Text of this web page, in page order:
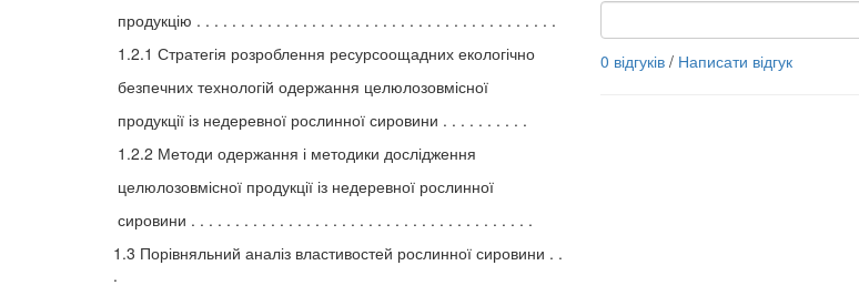
продукцію . . . . . . . . . . . . . . . . . . . . . . . . . . . . . . . . . . . . . . . . .
1.2.1 Стратегія розроблення ресурсоощадних екологічно
безпечних технологій одержання целюлозовмісної
продукції із недеревної рослинної сировини . . . . . . . . . .
1.2.2 Методи одержання і методики дослідження
целюлозовмісної продукції із недеревної рослинної
сировини . . . . . . . . . . . . . . . . . . . . . . . . . . . . . . . . . . . . . . .
1.3 Порівняльний аналіз властивостей рослинної сировини . .
.
0 відгуків/ Написати відгук